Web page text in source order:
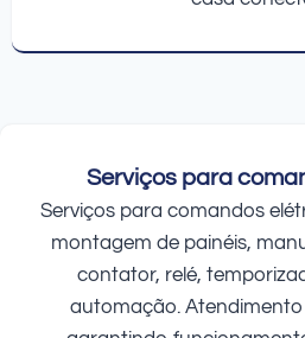
Serviços para
Serviços para comandos
montagem de painéis,
contator, relé,
automação.